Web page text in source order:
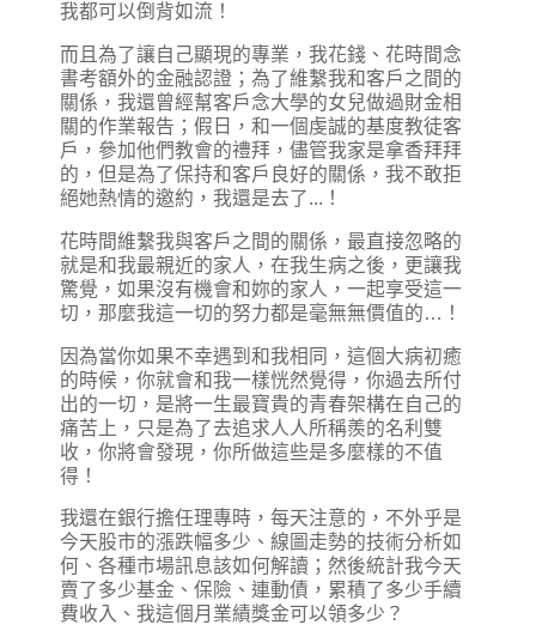
我都可以倒背如流！
而且為了讓自己顯現的專業，我花錢、花時間念
書考額外的金融認證；為了維繫我和客戶之間的
關係，我還曾經幫客戶念大學的女兒做過財金相
關的作業報告；假日，和一個虔誠的基度教徒客
戶，參加他們教會的禮拜，儘管我家是拿香拜拜
的，但是為了保持和客戶良好的關係，我不敢拒
絕她熱情的邀約，我還是去了...！
花時間維繫我與客戶之間的關係，最直接忽略的
就是和我最親近的家人，在我生病之後，更讓我
驚覺，如果沒有機會和妳的家人，一起享受這一
切，那麼我這一切的努力都是毫無無價值的…！
因為當你如果不幸遇到和我相同，這個大病初癒
的時候，你就會和我一樣恍然覺得，你過去所付
出的一切，是將一生最寶貴的青春架構在自己的
痛苦上，只是為了去追求人人所稱羨的名利雙
收，你將會發現，你所做這些是多麼樣的不值
得！
我還在銀行擔任理專時，每天注意的，不外乎是
今天股市的漲跌幅多少、線圖走勢的技術分析如
何、各種市場訊息該如何解讀；然後統計我今天
賣了多少基金、保險、連動債，累積了多少手續
費收入、我這個月業績獎金可以領多少？